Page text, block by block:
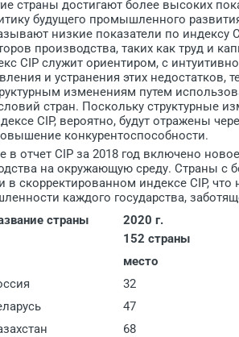
страны достигают более высоких
будущего промышленного
низкие показатели по индексу
производства, таких как труд и
CIP служит ориентиром, с
и устранения этих недостатков,
изменениям путем
стран. Поскольку структурные
CIP, вероятно, будут отражены
конкурентоспособности.
в отчет CIP за 2018 год включено
на окружающую среду. Страны с
в скорректированном индексе CIP,
каждого государства,
страны
2020 г.
152 страны
место
32
47
68